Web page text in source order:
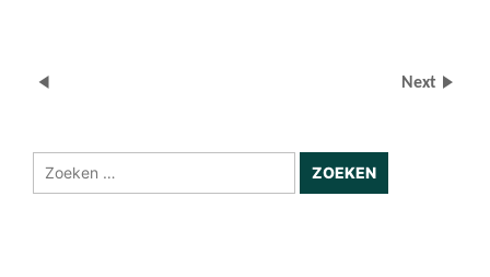
Next
Zoeken
naar: